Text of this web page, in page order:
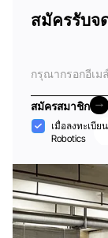
สมัครรับจ
สมัครสมาชิก
สมัครสมาชิก
การ
ยอมรับ
เมื่อลงทะเบีย
Robotics